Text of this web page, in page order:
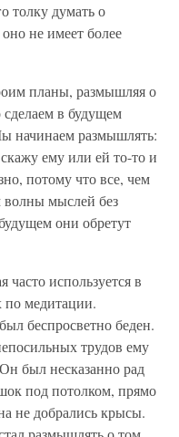
толку думать о
не имеет более
планы, размышляя о
в будущем
начинаем размышлять:
ему или ей то-то и
потому что все, чем
мыслей без
они обретут
часто используется в
по медитации.
беспросветно беден.
трудов ему
был несказанно рад
под потолком, прямо
не добрались крысы.